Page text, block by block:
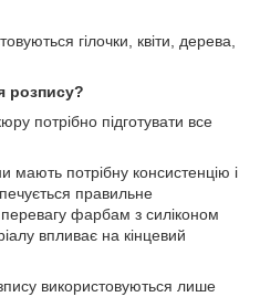
гілочки, квіти, дерева,
розпису?
потрібно підготувати все
мають потрібну консистенцію і
правильне
фарбам з силіконом
впливає на кінцевий
використовуються лише